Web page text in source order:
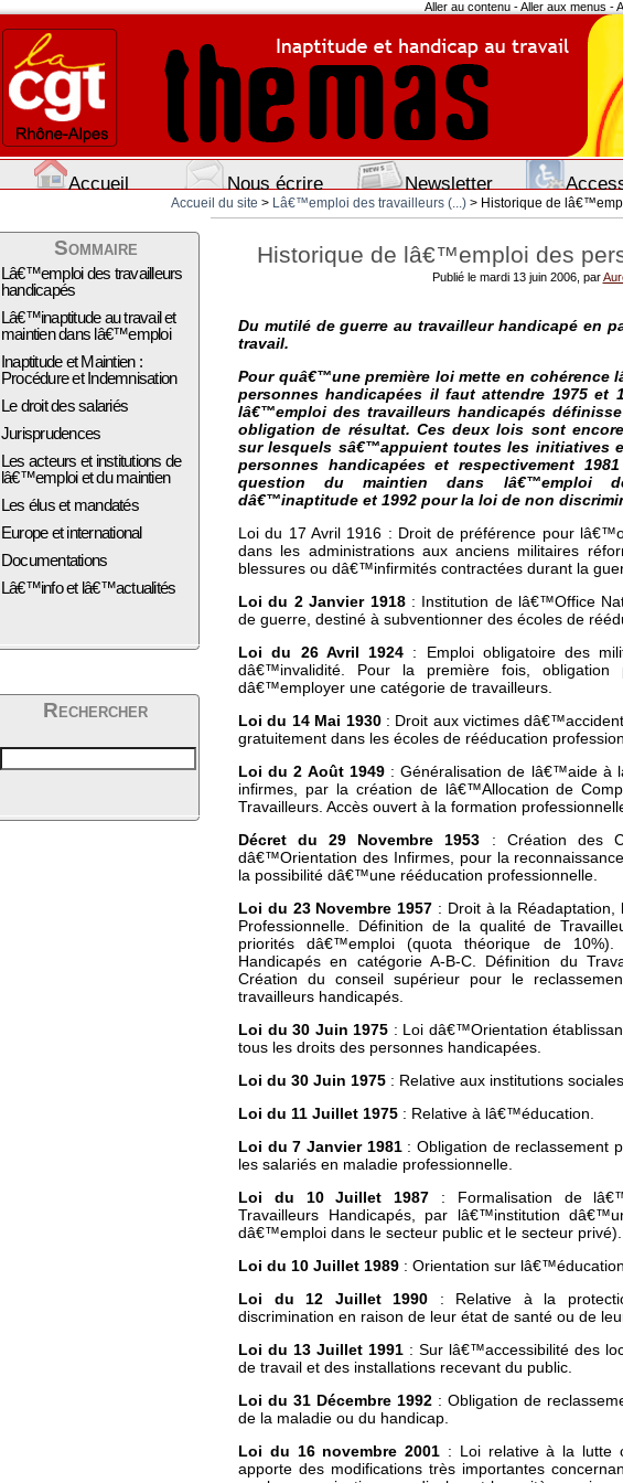
Aller au contenu -Aller aux menus -
Accueil Nous écrire Newsletter
Accueil du site > Lâ€™emploi des travailleurs (...)> Historique de
Sommaire
Lâ€™emploi des travailleurs
handicapés
Lâ€™inaptitude au travail et
maintien dans lâ€™emploi
Inaptitude et Maintien :
Procédure et Indemnisation
Le droit des salariés
Jurisprudences
Les acteurs et institutions de
lâ€™emploi et du maintien
Les élus et mandatés
Europe et international
Documentations
Lâ€™info et lâ€™actualités
Rechercher
Historique de lâ€™emploi des
Publié le mardi 13 juin 2006, par
Du mutilé de guerre au travailleur handicapé en
travail.
Pour quâ€™une première loi mette en cohérence
personnes handicapées il faut attendre 1975 et
lâ€™emploi des travailleurs handicapés
obligation de résultat. Ces deux lois sont
sur lesquels sâ€™appuient toutes les initiatives
personnes handicapées et respectivement
question du maintien dans lâ€™emploi
dâ€™inaptitude et 1992 pour la loi de non
Loi du 17 Avril 1916 : Droit de préférence pour
dans les administrations aux anciens militaires
blessures ou dâ€™infirmités contractées durant la
Loi du 2 Janvier 1918: Institution de lâ€™Office
de guerre, destiné à subventionner des écoles de
Loi du 26 Avril 1924 : Emploi obligatoire des
dâ€™invalidité. Pour la première fois, obligation
dâ€™employer une catégorie de travailleurs.
Loi du 14 Mai 1930: Droit aux victimes
gratuitement dans les écoles de rééducation
Loi du 2 Août 1949: Généralisation de lâ€™aide à
infirmes, par la création de lâ€™Allocation de
Travailleurs. Accès ouvert à la formation
Décret du 29 Novembre 1953 : Création des
dâ€™Orientation des Infirmes, pour la
la possibilité dâ€™une rééducation professionnelle.
Loi du 23 Novembre 1957 : Droit à la Réadaptation,
Professionnelle. Définition de la qualité de
priorités dâ€™emploi (quota théorique de 10%).
Handicapés en catégorie A-B-C. Définition du
Création du conseil supérieur pour le
travailleurs handicapés.
Loi du 30 Juin 1975 : Loi dâ€™Orientation
tous les droits des personnes handicapées.
Loi du 30 Juin 1975 : Relative aux institutions
Loi du 11 Juillet 1975 : Relative à lâ€™éducation.
Loi du 7 Janvier 1981: Obligation de reclassement
les salariés en maladie professionnelle.
Loi du 10 Juillet 1987 : Formalisation de
Travailleurs Handicapés, par lâ€™institution
dâ€™emploi dans le secteur public et le secteur privé).
Loi du 10 Juillet 1989 : Orientation sur lâ€™éducation.
Loi du 12 Juillet 1990 : Relative à la
discrimination en raison de leur état de santé ou de
Loi du 13 Juillet 1991 : Sur lâ€™accessibilité des
de travail et des installations recevant du public.
Loi du 31 Décembre 1992 : Obligation de
de la maladie ou du handicap.
Loi du 16 novembre 2001 : Loi relative à la lutte
apporte des modifications très importantes